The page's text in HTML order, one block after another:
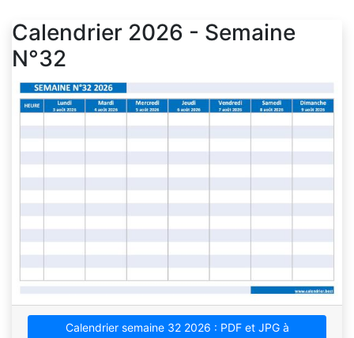
Calendrier 2026 - Semaine
N°32
Calendrier semaine 32 2026 : PDF et JPG à